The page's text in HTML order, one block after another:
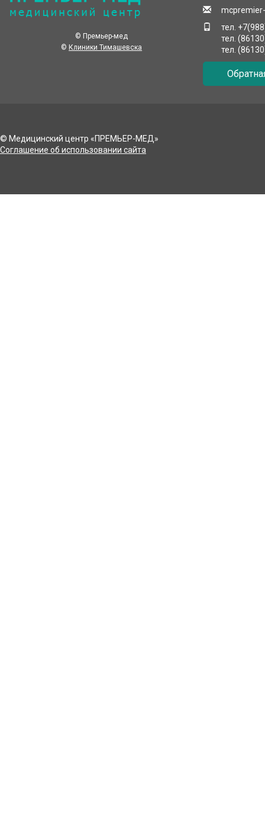
© Премьер-мед
© Клиники Тимашевска
тел.
тел.
тел.
© Медицинский центр «ПРЕМЬЕР-МЕД»
Соглашение об использовании сайта